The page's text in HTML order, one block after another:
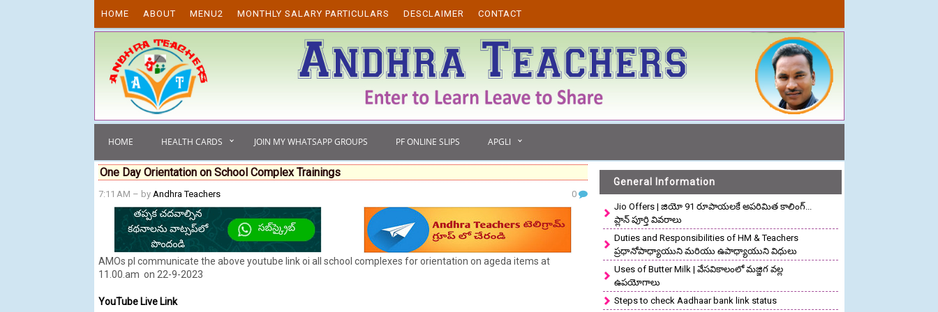
HOME ABOUT MENU2 MONTHLY SALARY PARTICULARS DESCLAIMER CONTACT
HOME HEALTH CARDS JOIN MY WHATSAPP GROUPS PF ONLINE SLIPS APGLI
One Day Orientation on School Complex Trainings
7:11 AM – by Andhra Teachers 0
AMOs pl communicate the above youtube link oi all school complexes for orientation on ageda items at
11.00.am on 22-9-2023
YouTube Live Link
General Information
Jio Offers | జియో 91 రూపాయలకే అపరిమిత కాలింగ్...
ప్లాన్ పూర్తి వివరాలు
Duties and Responsibilities of HM & Teachers
ప్రధానోపాధ్యాయుని మరియు ఉపాధ్యాయుని విధులు
Uses of Butter Milk | వేసవికాలంలో మజ్జిగ వల్ల
ఉపయోగాలు
Steps to check Aadhaar bank link status